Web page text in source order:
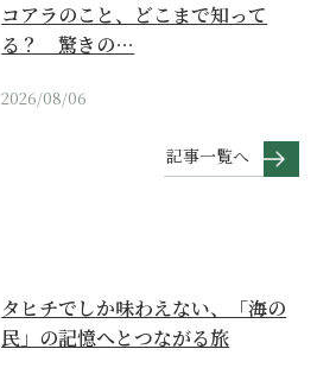
コアラのこと、どこまで知って
る？ 驚きの…
2026/08/06
記事一覧へ
タヒチでしか味わえない、「海の
民」の記憶へとつながる旅